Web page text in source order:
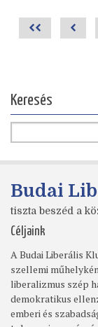
Oldalszámozás
<< <
Keresés
Budai
tiszta beszéd a
Céljaink
A Budai Liberális
szellemi
liberalizmus szép
demokratikus
emberi és